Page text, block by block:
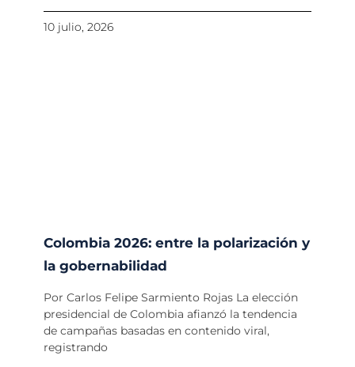
10 julio, 2026
Colombia 2026: entre la polarización y
la gobernabilidad
Por Carlos Felipe Sarmiento Rojas La elección
presidencial de Colombia afianzó la tendencia
de campañas basadas en contenido viral,
registrando